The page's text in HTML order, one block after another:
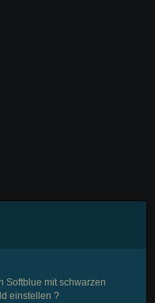
Softblue mit schwarzen
einstellen ?